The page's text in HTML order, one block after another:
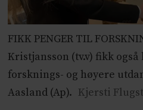
FIKK PENGER TIL
Kristjansson (tv.v) fikk
forsknings- og høyere
Aasland (Ap). Kjersti